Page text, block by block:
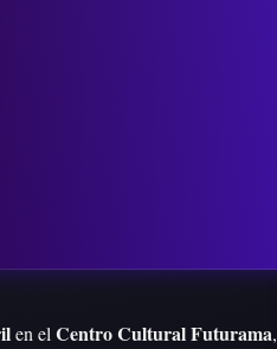
en elCentro Cultural Futurama,